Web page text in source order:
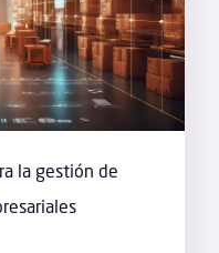
la gestión de